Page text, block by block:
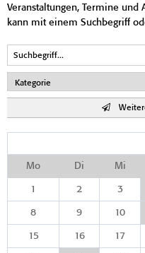
Veranstaltungen, Termine und
kann mit einem Suchbegriff
Mo Di Mi
1 2 3
8 9 10
15 16 17